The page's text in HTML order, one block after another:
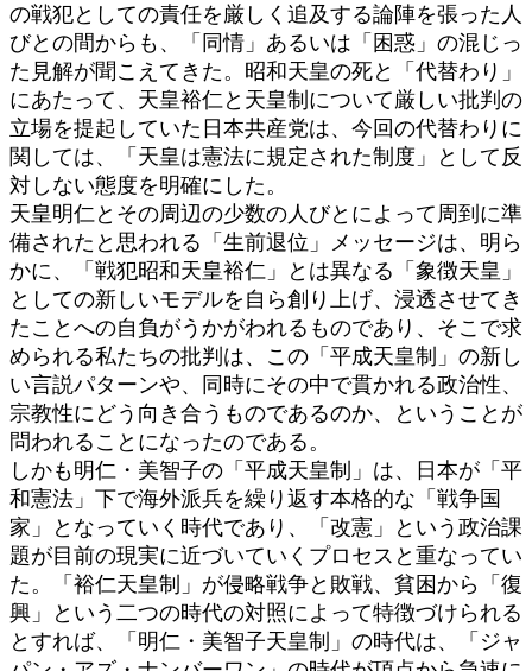
の戦犯としての責任を厳しく追及する論陣を張った人
びとの間からも、「同情」あるいは「困惑」の混じっ
た見解が聞こえてきた。昭和天皇の死と「代替わり」
にあたって、天皇裕仁と天皇制について厳しい批判の
立場を提起していた日本共産党は、今回の代替わりに
関しては、「天皇は憲法に規定された制度」として反
対しない態度を明確にした。
天皇明仁とその周辺の少数の人びとによって周到に準
備されたと思われる「生前退位」メッセージは、明ら
かに、「戦犯昭和天皇裕仁」とは異なる「象徴天皇」
としての新しいモデルを自ら創り上げ、浸透させてき
たことへの自負がうかがわれるものであり、そこで求
められる私たちの批判は、この「平成天皇制」の新し
い言説パターンや、同時にその中で貫かれる政治性、
宗教性にどう向き合うものであるのか、ということが
問われることになったのである。
しかも明仁・美智子の「平成天皇制」は、日本が「平
和憲法」下で海外派兵を繰り返す本格的な「戦争国
家」となっていく時代であり、「改憲」という政治課
題が目前の現実に近づいていくプロセスと重なってい
た。「裕仁天皇制」が侵略戦争と敗戦、貧困から「復
興」という二つの時代の対照によって特徴づけられる
とすれば、「明仁・美智子天皇制」の時代は、「ジャ